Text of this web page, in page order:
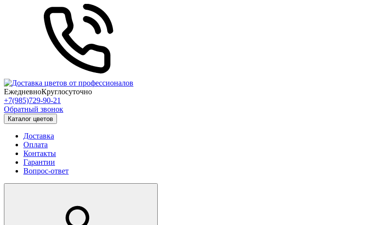
ЕжедневноКруглосуточно
+7(985)729-90-21
Обратный звонок
Каталог цветов
Доставка
Оплата
Контакты
Гарантии
Вопрос-ответ